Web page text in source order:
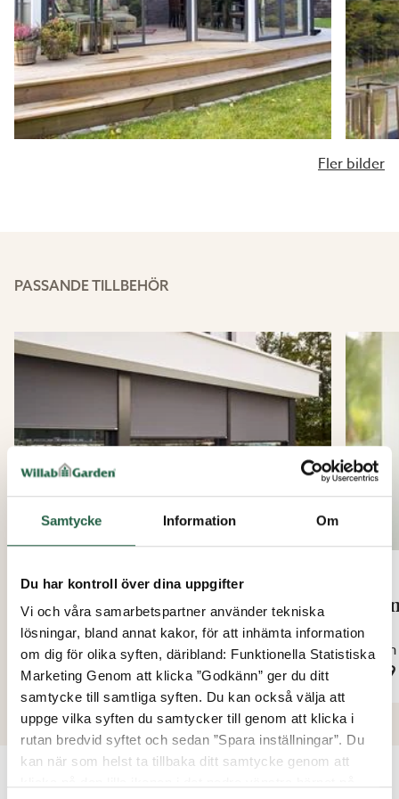
Samtycke Information Om
Du har kontroll över dina uppgifter
Vi och våra samarbetspartner använder tekniska
lösningar, bland annat kakor, för att inhämta information
om dig för olika syften, däribland: Funktionella Statistiska
Marketing Genom att klicka ”Godkänn” ger du ditt
samtycke till samtliga syften. Du kan också välja att
uppge vilka syften du samtycker till genom att klicka i
rutan bredvid syftet och sedan ”Spara inställningar”. Du
kan när som helst ta tillbaka ditt samtycke genom att
det återanvänds till 100%!
Annars levereras taket okapat som du själv anpassar på
plats. Välj då hur du fördelar takskivorna: jämnt och
kapa på varje eller så många hela skivor som möjligt
och kapade endast i kanten/kanterna.
Köp exaktkapat kanalplasttak direkt i Uterumsguiden
Fler bilder
PASSANDE TILLBEHÖR
Vertikalmarkis Zip Screen
Från
11 795 kr
Från